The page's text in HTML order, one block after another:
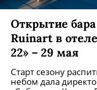
Открытие
Ruinart в
22» – 29 мая
Старт сезону
небом дала